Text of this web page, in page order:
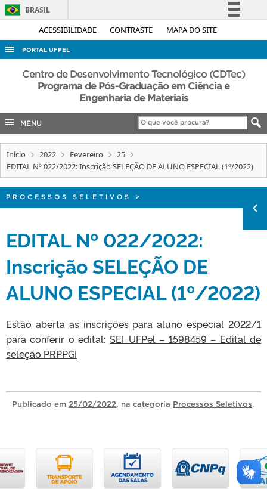
ACESSIBILIDADE CONTRASTE MAPA DO SITE
BRASIL
Simplifique!
Acesso à informação
Legislação
Canais
PORTAL UFPEL
ACESSO À INFORMAÇÃO
AUDITORIA
EDITAIS
INTERNACIONAL
Centro de Desenvolvimento Tecnológico (CDTec)
Programa de Pós-Graduação em Ciência e
Engenharia de Materiais
MENU
Início 2022 Fevereiro
25
EDITAL Nº 022/2022: Inscrição SELEÇÃO DE ALUNO ESPECIAL (1º/2022)
PROCESSOS SELETIVOS >
EDITAL Nº 022/2022:
Inscrição SELEÇÃO DE
ALUNO ESPECIAL (1º/2022)
Estão aberta as inscrições para aluno especial 2022/1
para conferir o edital: SEI_UFPel – 1598459 – Edital de
seleção PRPPGI
Publicado em 25/02/2022, na categoria Processos Seletivos.